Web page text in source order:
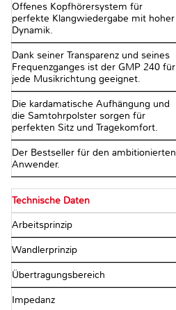
Offenes Kopfhörersystem für
perfekte Klangwiedergabe mit hoher
Dynamik.
Dank seiner Transparenz und seines
Frequenzganges ist der GMP 240 für
jede Musikrichtung geeignet.
Die kardamatische Aufhängung und
die Samtohrpolster sorgen für
perfekten Sitz und Tragekomfort.
Der Bestseller für den ambitionierten
Anwender.
Technische Daten
Arbeitsprinzip
Wandlerprinzip
Übertragungsbereich
Impedanz